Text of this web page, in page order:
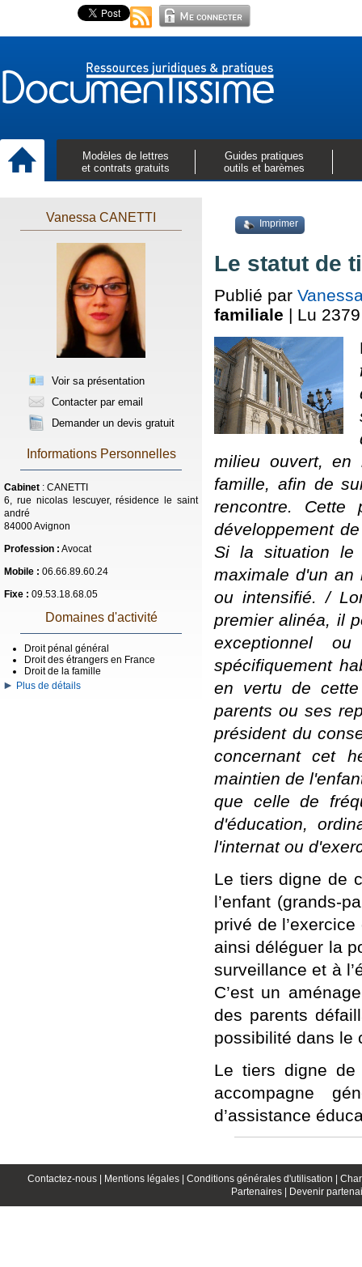
Modèles de lettres
et contrats gratuits
Guides pratiques
outils et barèmes
Vanessa CANETTI
Voir sa présentation
Contacter par email
Demander un devis gratuit
Informations Personnelles
Cabinet : CANETTI
6, rue nicolas lescuyer, résidence le saint
andré
84000 Avignon
Profession : Avocat
Mobile : 06.66.89.60.24
Fixe : 09.53.18.68.05
Domaines d'activité
Droit pénal général
Droit des étrangers en France
Droit de la famille
Plus de détails
Imprimer
Le statut de
Publié par
familiale | Lu
milieu ouvert, en
famille, afin de
rencontre.
développement
Si la situation le
maximale d'un an
ou intensifié. /
premier alinéa, il
exceptionnel
spécifiquement
en vertu de
parents ou ses
président du
concernant cet
maintien de
que celle de
d'éducation,
l'internat ou
Le tiers digne de
l’enfant (grands-
privé de
ainsi déléguer la
surveillance et à
C’est un
des parents
possibilité dans le
Le tiers digne
accompagne
d’assistance
Contactez-nous | Mentions légales | Conditions générales d'utilisation |
Partenaires | Devenir